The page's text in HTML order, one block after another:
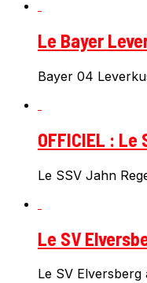
Le Bayer
Bayer 04
OFFICIEL :
Le SSV Jahn
Le SV
Le SV